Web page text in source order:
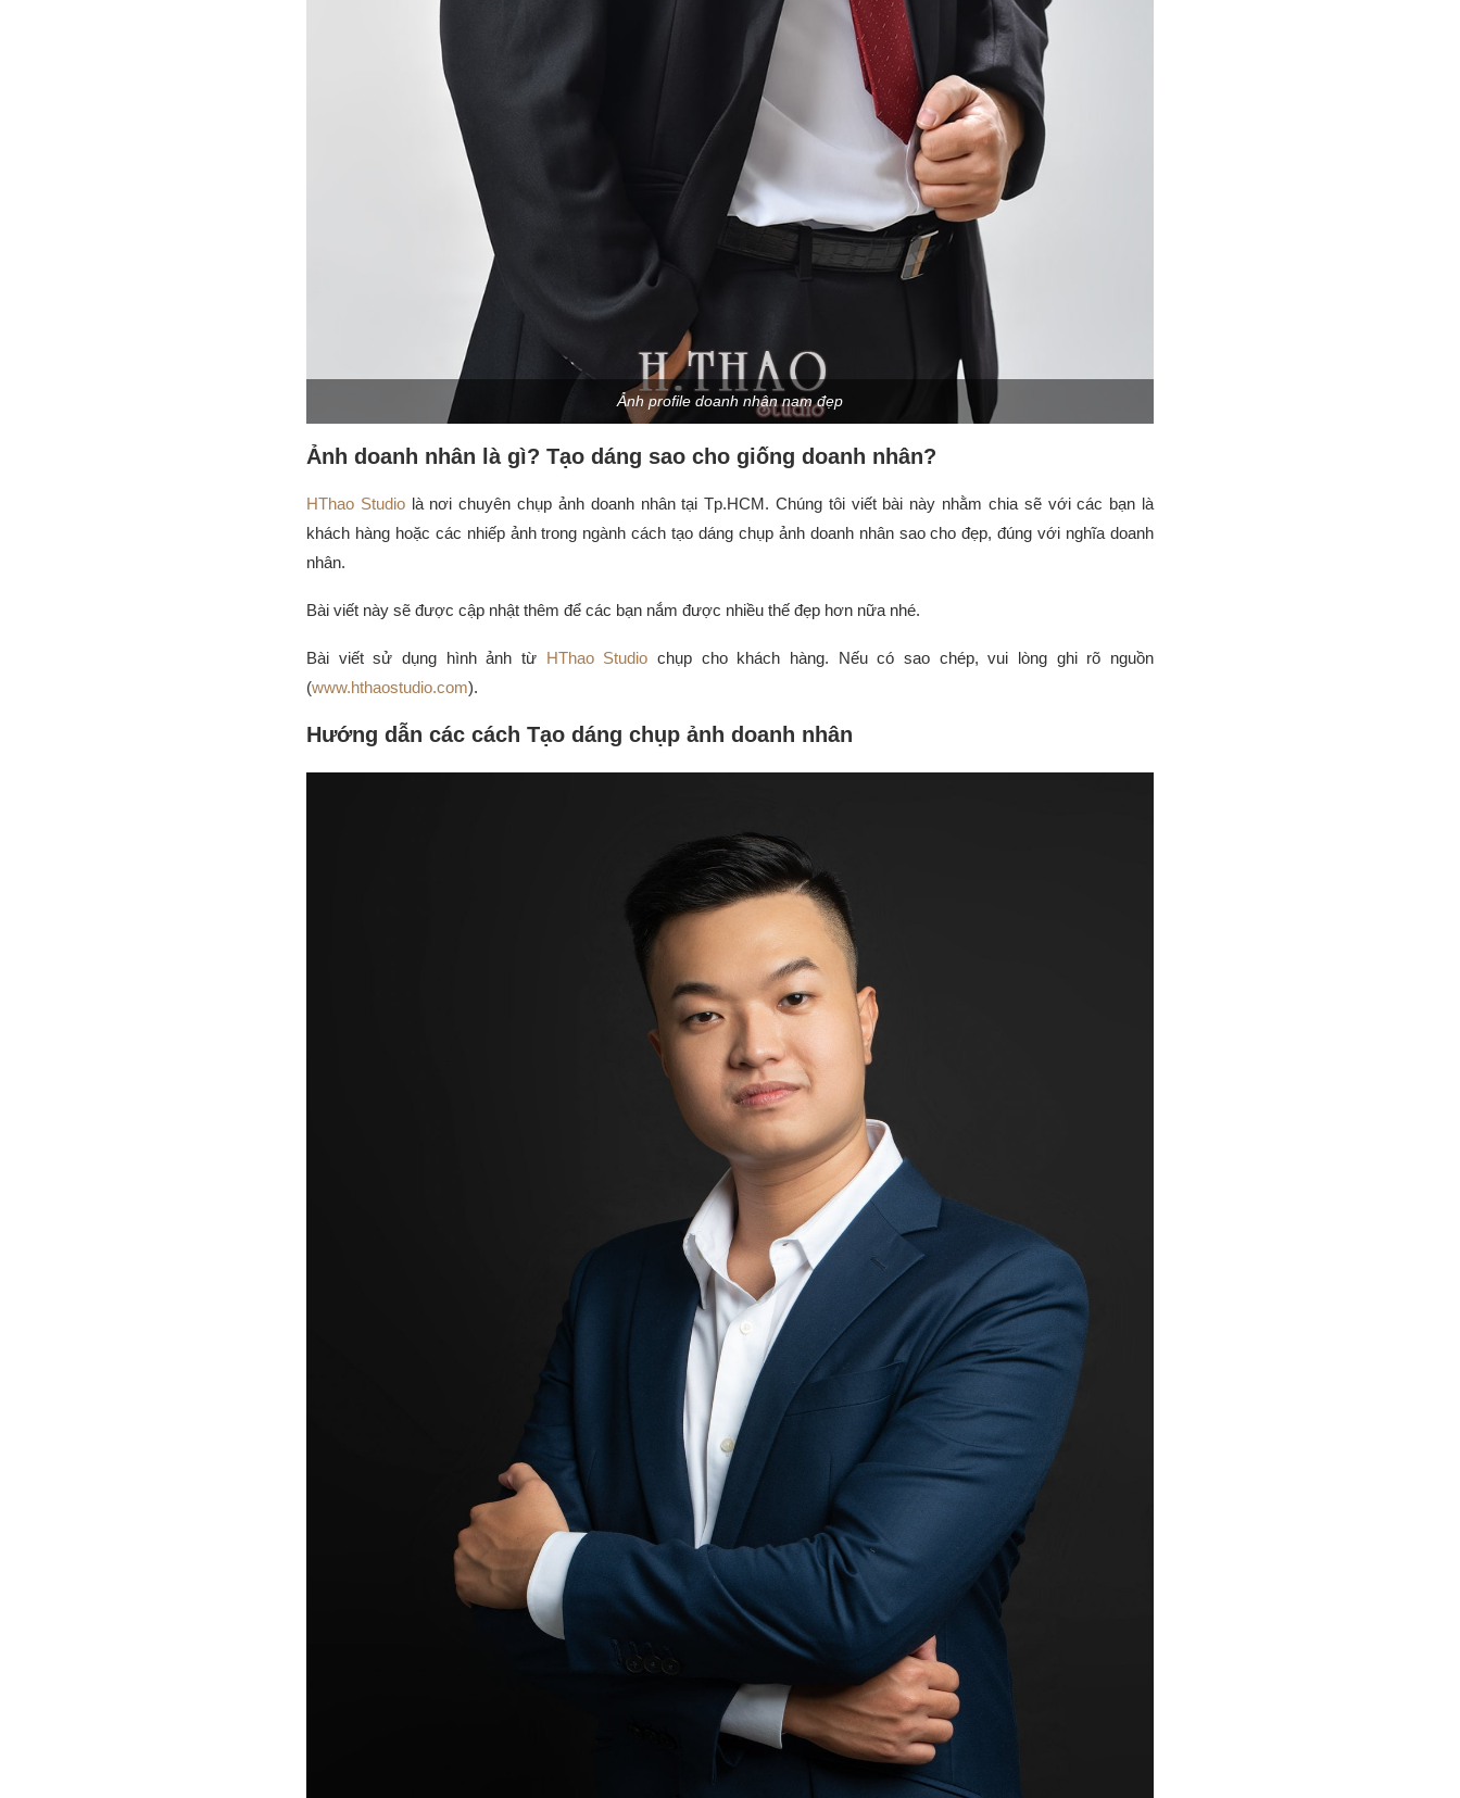
Ảnh profile doanh nhân nam đẹp
Ảnh doanh nhân là gì? Tạo dáng sao cho giống doanh nhân?
HThao Studiolà nơi chuyên chụp ảnh doanh nhân tại Tp.HCM. Chúng tôi viết bài này nhằm chia sẽ với các bạn là
khách hàng hoặc các nhiếp ảnh trong ngành cách tạo dáng chụp ảnh doanh nhân sao cho đẹp, đúng với nghĩa doanh
nhân.
Bài viết này sẽ được cập nhật thêm để các bạn nắm được nhiều thế đẹp hơn nữa nhé.
Bài viết sử dụng hình ảnh từ HThao Studio chụp cho khách hàng. Nếu có sao chép, vui lòng ghi rõ nguồn
(www.hthaostudio.com).
Hướng dẫn các cách Tạo dáng chụp ảnh doanh nhân